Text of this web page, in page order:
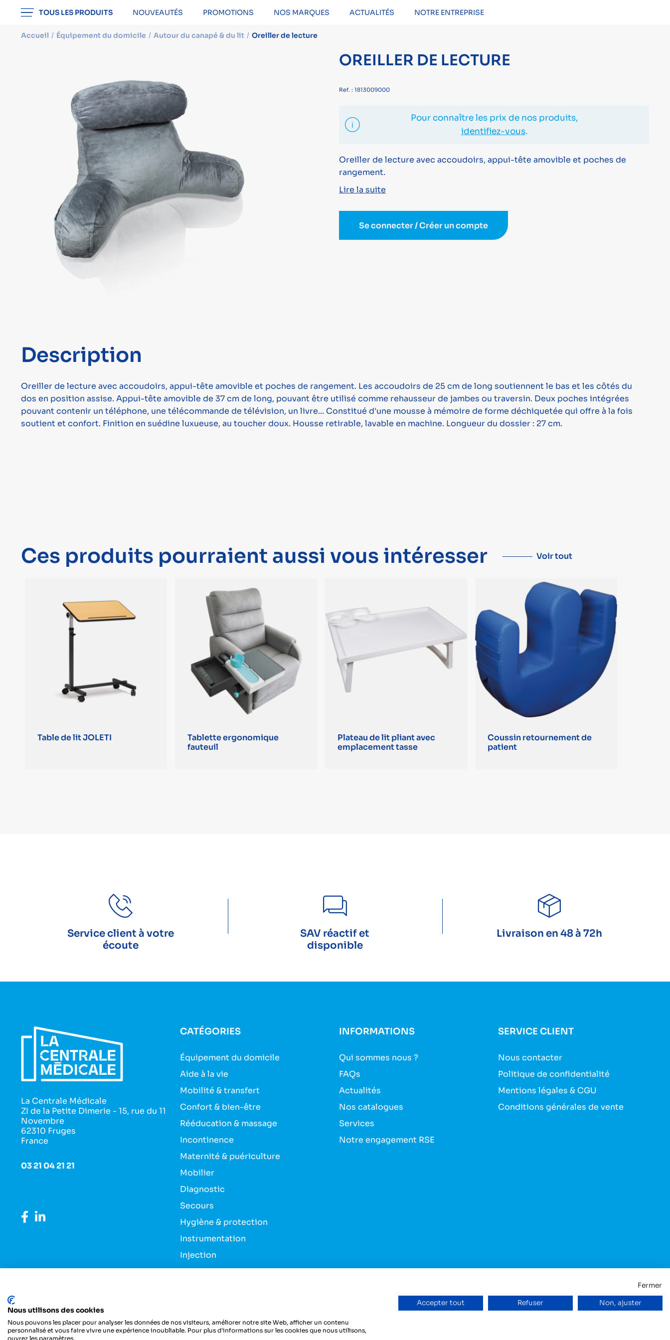
TOUS LES PRODUITS NOUVEAUTÉS PROMOTIONS NOS MARQUES ACTUALITÉS NOTRE ENTREPRISE
Accueil Équipement du domicile Autour du canapé & du lit Oreiller de lecture
OREILLER DE LECTURE
Ref. : 1813009000
Pour connaître les prix de nos produits,
identifiez-vous.
Oreiller de lecture avec accoudoirs, appui-tête amovible et poches de
rangement.
Lire la suite
Se connecter / Créer un compte
Description
Oreiller de lecture avec accoudoirs, appui-tête amovible et poches de rangement. Les accoudoirs de 25 cm de long soutiennent le bas et les côtés du
dos en position assise. Appui-tête amovible de 37 cm de long, pouvant être utilisé comme rehausseur de jambes ou traversin. Deux poches intégrées
pouvant contenir un téléphone, une télécommande de télévision, un livre... Constitué d'une mousse à mémoire de forme déchiquetée qui offre à la fois
soutient et confort. Finition en suédine luxueuse, au toucher doux. Housse retirable, lavable en machine. Longueur du dossier : 27 cm.
Ces produits pourraient aussi vous intéresser Voir tout
Table de lit JOLETI
Tablette ergonomique
fauteuil
Plateau de lit pliant avec
emplacement tasse
Coussin retournement de
patient
Service client à votre
écoute
SAV réactif et
disponible
Livraison en 48 à 72h
La Centrale Médicale
ZI de la Petite Dimerie - 15, rue du 11
Novembre
62310 Fruges
France
03 21 04 21 21
CATÉGORIES
Équipement du domicile
Aide à la vie
Mobilité & transfert
Confort & bien-être
Rééducation & massage
Incontinence
Maternité & puériculture
Mobilier
Diagnostic
Secours
Hygiène & protection
Instrumentation
Injection
Pansements & bandes
INFORMATIONS
Qui sommes nous ?
FAQs
Actualités
Nos catalogues
Services
Notre engagement RSE
SERVICE CLIENT
Nous contacter
Politique de confidentialité
Mentions légales & CGU
Conditions générales de vente
Fermer
Nous utilisons des cookies
Nous pouvons les placer pour analyser les données de nos visiteurs, améliorer notre site Web, afficher un contenu
personnalisé et vous faire vivre une expérience inoubliable. Pour plus d'informations sur les cookies que nous utilisons,
ouvrez les paramètres.
Accepter tout Refuser Non, ajuster